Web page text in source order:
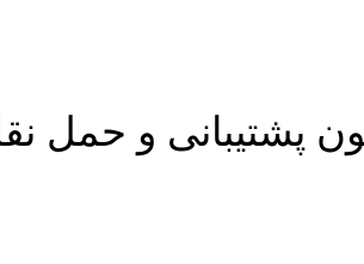
پشتیبانی و حمل